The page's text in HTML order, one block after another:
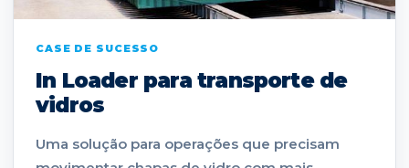
CASE DE SUCESSO
In Loader para transporte de
vidros
Uma solução para operações que precisam